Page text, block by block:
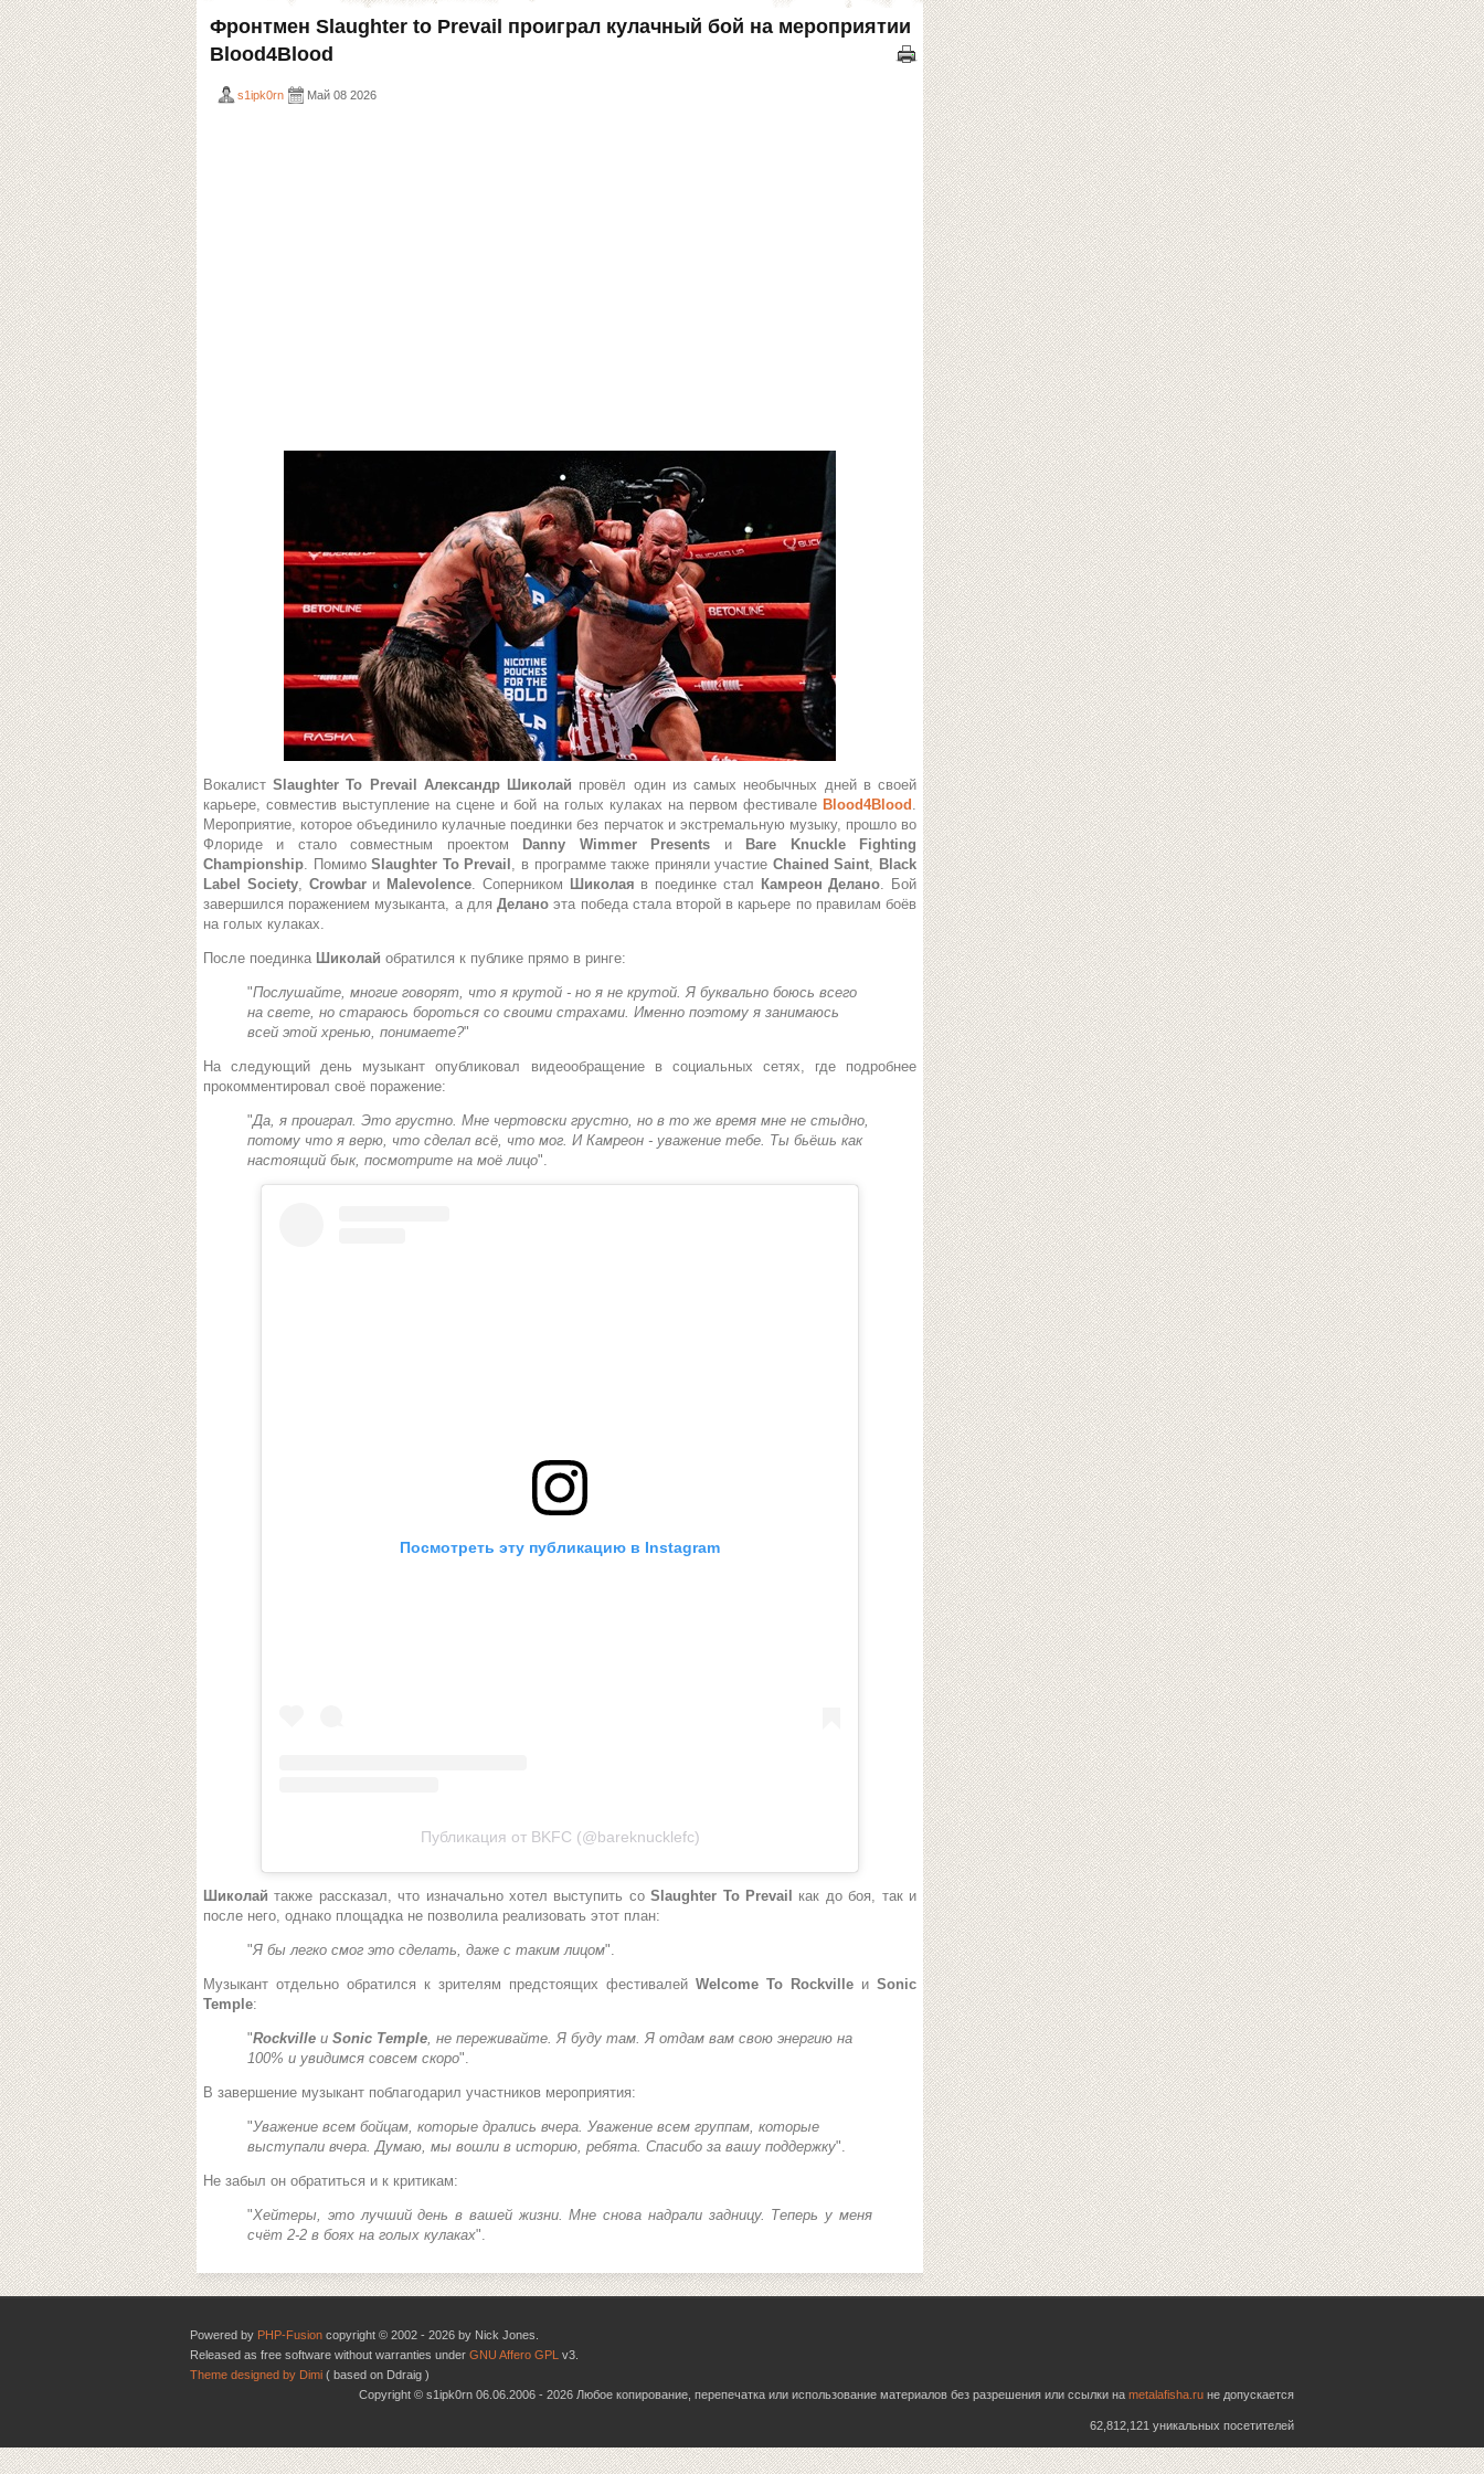
Фронтмен Slaughter to Prevail проиграл кулачный бой на мероприятии
Blood4Blood
s1ipk0rn Май 08 2026
ВокалистSlaughter To Prevail Александр Шиколай провёл один из самых необычных дней в своей
карьере, совместив выступление на сцене и бой на голых кулаках на первом фестивале Blood4Blood .
Мероприятие, которое объединило кулачные поединки без перчаток и экстремальную музыку, прошло во
Флориде и стало совместным проектом
Danny Wimmer Presents и
Bare Knuckle Fighting
Championship. ПомимоSlaughter To Prevail , в программе также приняли участие Chained Saint, Black
Label Society, Crowbar и Malevolence. Соперником Шиколая в поединке стал Камреон Делано. Бой
завершился поражением музыканта, а дляДеланоэта победа стала второй в карьере по правилам боёв
на голых кулаках.
После поединка Шиколай обратился к публике прямо в ринге:
"Послушайте, многие говорят, что я крутой - но я не крутой. Я буквально боюсь всего
на свете, но стараюсь бороться со своими страхами. Именно поэтому я занимаюсь
всей этой хренью, понимаете?"
На следующий день музыкант опубликовал видеообращение в социальных сетях, где подробнее
прокомментировал своё поражение:
"Да, я проиграл. Это грустно. Мне чертовски грустно, но в то же время мне не стыдно,
потому что я верю, что сделал всё, что мог. И Камреон - уважение тебе. Ты бьёшь как
настоящий бык, посмотрите на моё лицо".
Посмотреть эту публикацию в Instagram
Публикация от BKFC (@bareknucklefc)
Шиколай также рассказал, что изначально хотел выступить соSlaughter To Prevail как до боя, так и
после него, однако площадка не позволила реализовать этот план:
"Я бы легко смог это сделать, даже с таким лицом".
Музыкант отдельно обратился к зрителям предстоящих фестивалей Welcome To Rockville и Sonic
Temple:
"Rockville и Sonic Temple , не переживайте. Я буду там. Я отдам вам свою энергию на
100% и увидимся совсем скоро".
В завершение музыкант поблагодарил участников мероприятия:
"Уважение всем бойцам, которые дрались вчера. Уважение всем группам, которые
выступали вчера. Думаю, мы вошли в историю, ребята. Спасибо за вашу поддержку".
Не забыл он обратиться и к критикам:
"Хейтеры, это лучший день в вашей жизни. Мне снова надрали задницу. Теперь у меня
счёт 2-2 в боях на голых кулаках".
Powered by PHP-Fusion copyright © 2002 - 2026 by Nick Jones.
Released as free software without warranties under GNU Affero GPL v3.
Theme designed by Dimi ( based on Ddraig )
Copyright © s1ipk0rn 06.06.2006 - 2026 Любое копирование, перепечатка или использование материалов без разрешения или ссылки на metalafisha.ru не допускается
62,812,121 уникальных посетителей